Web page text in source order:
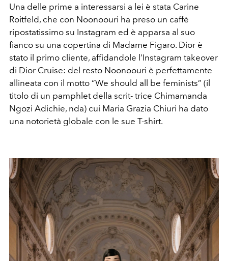
Una delle prime a interessarsi a lei è stata Carine
Roitfeld, che con Noonoouri ha preso un caffè
ripostatissimo su Instagram ed è apparsa al suo
fianco su una copertina di Madame Figaro. Dior è
stato il primo cliente, affidandole l’Instagram takeover
di Dior Cruise: del resto Noonoouri è perfettamente
allineata con il motto “We should all be feminists” (il
titolo di un pamphlet della scrit- trice Chimamanda
Ngozi Adichie, nda) cui Maria Grazia Chiuri ha dato
una notorietà globale con le sue T-shirt.